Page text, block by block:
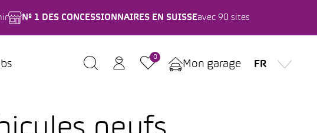
Nº 1 DES CONCESSIONNAIRES EN SUISSEavec 90 sites
0
Mon garage FR